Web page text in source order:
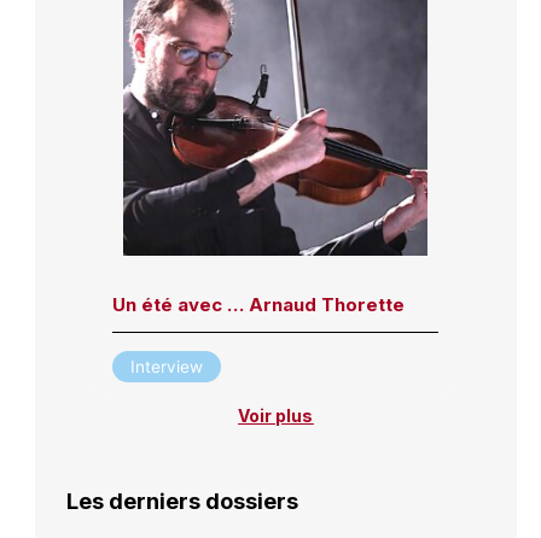
Un été avec … Arnaud Thorette
Interview
Voir plus
Les derniers dossiers